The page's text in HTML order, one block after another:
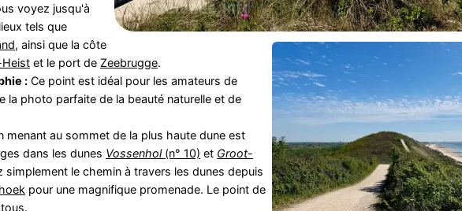
voyez jusqu'à
tels que
, ainsi que la côte
et le port de Zeebrugge.
:Ce point est idéal pour les amateurs de
la photo parfaite de la beauté naturelle et de
menant au sommet de la plus haute dune est
dans les dunes Vossenhol(n° 10) et Groot-
simplement le chemin à travers les dunes depuis
pour une magnifique promenade. Le point de